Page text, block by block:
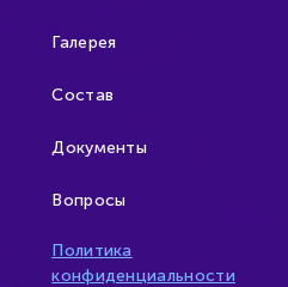
Галерея
Состав
Документы
Вопросы
Политика
конфиденциальности